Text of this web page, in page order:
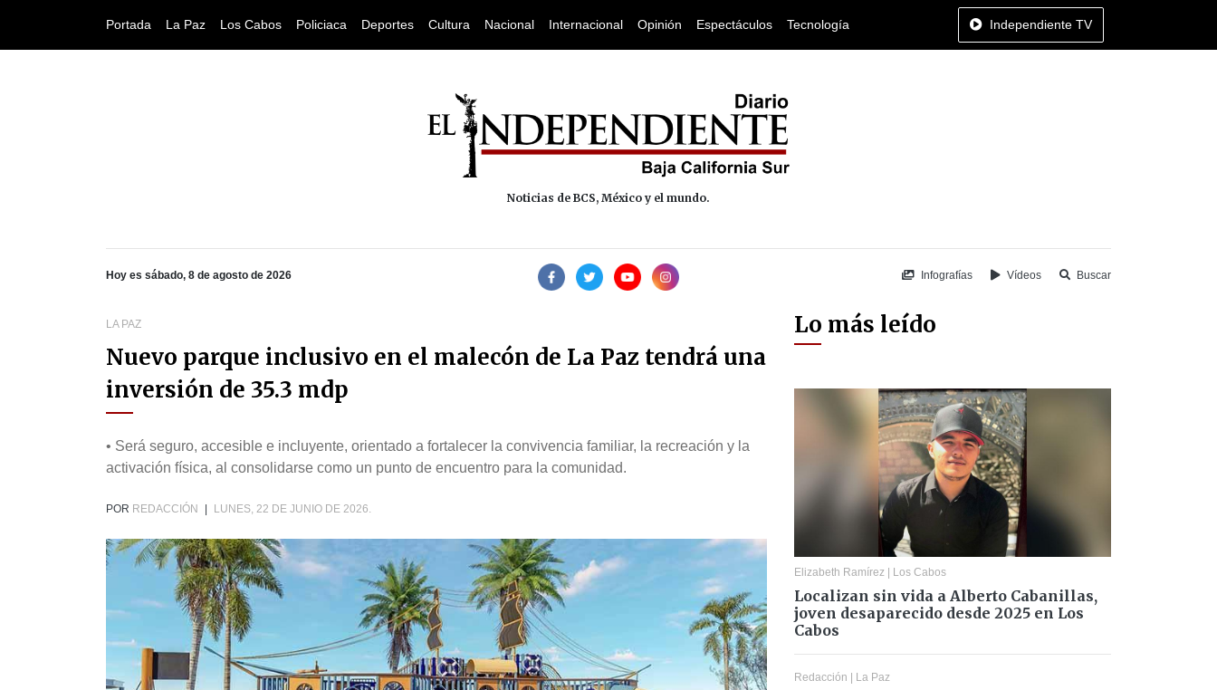
Portada La Paz Los Cabos Policiaca Deportes Cultura Nacional Internacional Opinión Espectáculos Tecnología Independiente TV
Noticias de BCS, México y el mundo.
Hoy es sábado, 8 de agosto de 2026 Infografías Vídeos Buscar
LA PAZ
Nuevo parque inclusivo en el malecón de La Paz tendrá una
inversión de 35.3 mdp
• Será seguro, accesible e incluyente, orientado a fortalecer la convivencia familiar, la recreación y la
activación física, al consolidarse como un punto de encuentro para la comunidad.
POR REDACCIÓN LUNES, 22 DE JUNIO DE 2026.
Lo más leído
Elizabeth Ramírez | Los Cabos
Localizan sin vida a Alberto Cabanillas,
joven desaparecido desde 2025 en Los
Cabos
Redacción | La Paz